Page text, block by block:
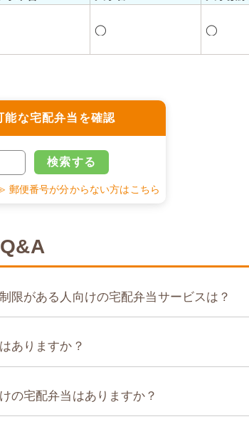
◯ ◯
能な宅配弁当を確認
検索する
郵便番号が分からない方はこちら
限がある人向けの宅配弁当サービスは？
ありますか？
の宅配弁当はありますか？